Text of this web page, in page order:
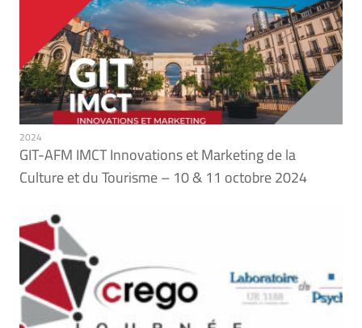
2024
GIT-AFM IMCT Innovations et Marketing de la
Culture et du Tourisme – 10 & 11 octobre 2024